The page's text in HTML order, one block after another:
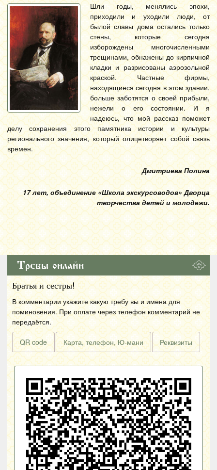
Шли годы, менялись эпохи,
приходили и уходили люди, от
былой славы дома остались только
стены, которые сегодня
изборождены многочисленными
трещинами, обнажены до кирпичной
кладки и разрисованы аэрозольной
краской. Частные фирмы,
находящиеся сегодня в этом здании,
больше заботятся о своей прибыли,
нежели о его состоянии. И я
надеюсь, что мой рассказ поможет
делу сохранения этого памятника истории и культуры
регионального значения, который олицетворяет собой связь
времен.
Дмитриева Полина
17 лет, объединение «Школа экскурсоводов» Дворца
творчества детей и молодежи.
Требы онлайн
Братья и сестры!
В комментарии укажите какую требу вы и имена для
поминовения. При оплате через телефон комментарий не
передаётся.
QR code Карта, телефон, Ю-мани Реквизиты